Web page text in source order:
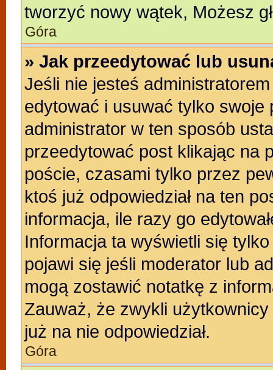
tworzyć nowy wątek, Możesz
Góra
» Jak przeedytować lub
Jeśli nie jesteś
edytować i usuwać tylko swoje
administrator w ten sposób
przeedytować post klikając na
poście, czasami tylko przez
ktoś już odpowiedział na ten
informacja, ile razy go
Informacja ta wyświetli się
pojawi się jeśli moderator lub
mogą zostawić notatkę z
Zauważ, że zwykli
już na nie odpowiedział.
Góra